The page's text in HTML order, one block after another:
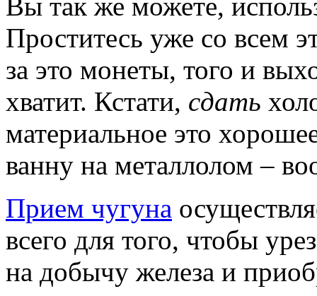
Вы так же можете,
Проститесь уже со всем
за это монеты, того и
хватит. Кстати, сдать
материальное это
ванну на металлолом –
Прием чугуна
всего для того, чтобы
на добычу железа и